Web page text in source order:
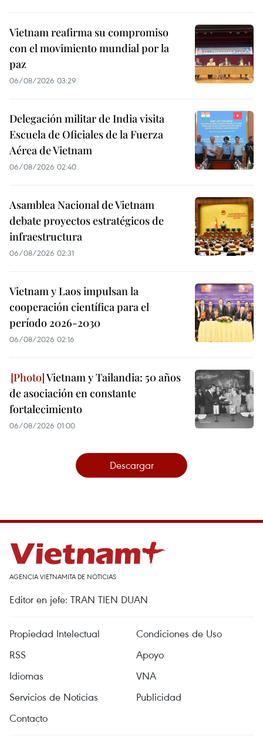
Vietnam reafirma su compromiso
con el movimiento mundial por la
paz
06/08/2026 03:29
Delegación militar de India visita
Escuela de Oficiales de la Fuerza
Aérea de Vietnam
06/08/2026 02:40
Asamblea Nacional de Vietnam
debate proyectos estratégicos de
infraestructura
06/08/2026 02:31
Vietnam y Laos impulsan la
cooperación científica para el
período 2026-2030
06/08/2026 02:16
Vietnam y Tailandia: 50 años
de asociación en constante
fortalecimiento
06/08/2026 01:00
Descargar
AGENCIA VIETNAMITA DE NOTICIAS
Editor en jefe: TRAN TIEN DUAN
Propiedad Intelectual
Condiciones de Uso
RSS
Apoyo
Idiomas
VNA
Servicios de Noticias
Publicidad
Contacto